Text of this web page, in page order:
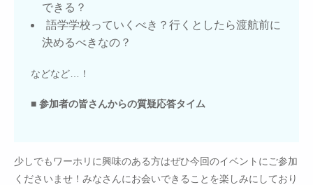
できる？
語学学校っていくべき？行くとしたら渡航前に
決めるべきなの？
などなど…！
■ 参加者の皆さんからの質疑応答タイム
少しでもワーホリに興味のある方はぜひ今回のイベントにご参加
くださいませ！みなさんにお会いできることを楽しみにしており